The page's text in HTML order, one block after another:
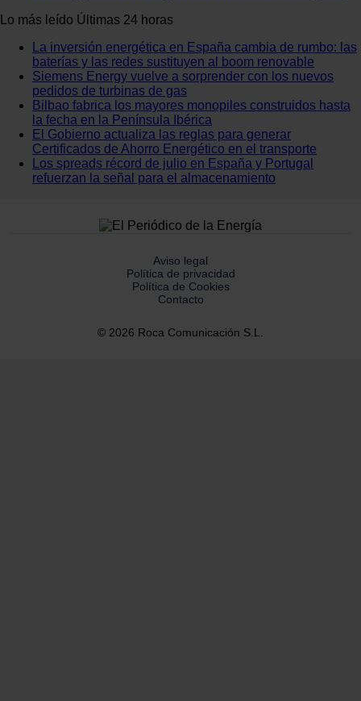
Lo más leído Últimas 24 horas
La inversión energética en España cambia de rumbo: las
baterías y las redes sustituyen al boom renovable
Siemens Energy vuelve a sorprender con los nuevos
pedidos de turbinas de gas
Bilbao fabrica los mayores monopiles construidos hasta
la fecha en la Península Ibérica
El Gobierno actualiza las reglas para generar
Certificados de Ahorro Energético en el transporte
Los spreads récord de julio en España y Portugal
refuerzan la señal para el almacenamiento
Aviso legal
Política de privacidad
Política de Cookies
Contacto
© 2026 Roca Comunicación S.L.